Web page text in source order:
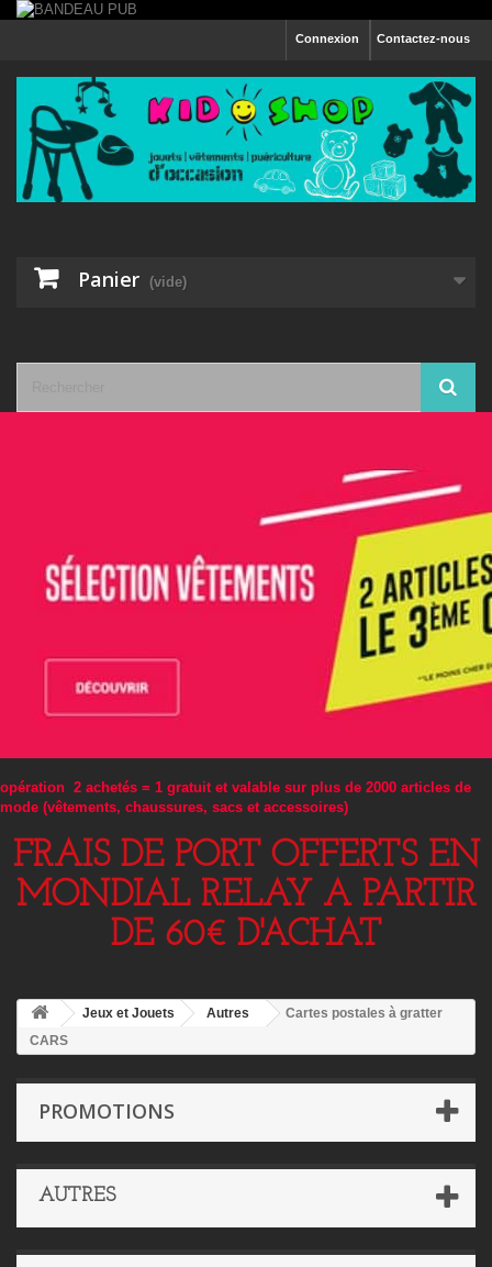
Contactez-nous
Connexion
Panier (vide)
opération 2 achetés = 1 gratuit et valable sur plus de 2000 articles de
mode (vêtements, chaussures, sacs et accessoires)
FRAIS DE PORT OFFERTS EN
MONDIAL RELAY A PARTIR
DE 60€ D'ACHAT
Jeux et Jouets Autres
Cartes postales à gratter
CARS
PROMOTIONS
AUTRES